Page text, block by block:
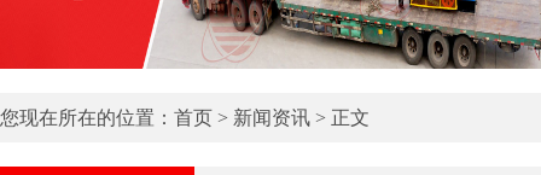
您现在所在的位置： 首页 > 新闻资讯 > 正文